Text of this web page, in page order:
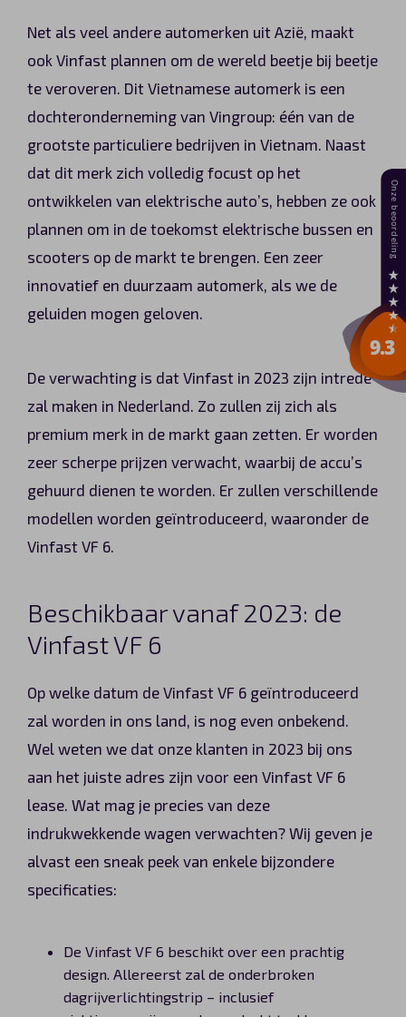
Net als veel andere automerken uit Azië, maakt
ook Vinfast plannen om de wereld beetje bij beetje
te veroveren. Dit Vietnamese automerk is een
dochteronderneming van Vingroup: één van de
grootste particuliere bedrijven in Vietnam. Naast
dat dit merk zich volledig focust op het
ontwikkelen van elektrische auto’s, hebben ze ook
plannen om in de toekomst elektrische bussen en
scooters op de markt te brengen. Een zeer
innovatief en duurzaam automerk, als we de
geluiden mogen geloven.
De verwachting is dat Vinfast in 2023 zijn intrede
zal maken in Nederland. Zo zullen zij zich als
premium merk in de markt gaan zetten. Er worden
zeer scherpe prijzen verwacht, waarbij de accu’s
gehuurd dienen te worden. Er zullen verschillende
modellen worden geïntroduceerd, waaronder de
Vinfast VF 6.
Beschikbaar vanaf 2023: de
Vinfast VF 6
Op welke datum de Vinfast VF 6 geïntroduceerd
zal worden in ons land, is nog even onbekend.
Wel weten we dat onze klanten in 2023 bij ons
aan het juiste adres zijn voor een Vinfast VF 6
lease. Wat mag je precies van deze
indrukwekkende wagen verwachten? Wij geven je
alvast een sneak peek van enkele bijzondere
specificaties:
De Vinfast VF 6 beschikt over een prachtig
design. Allereerst zal de onderbroken
dagrijverlichtingstrip – inclusief